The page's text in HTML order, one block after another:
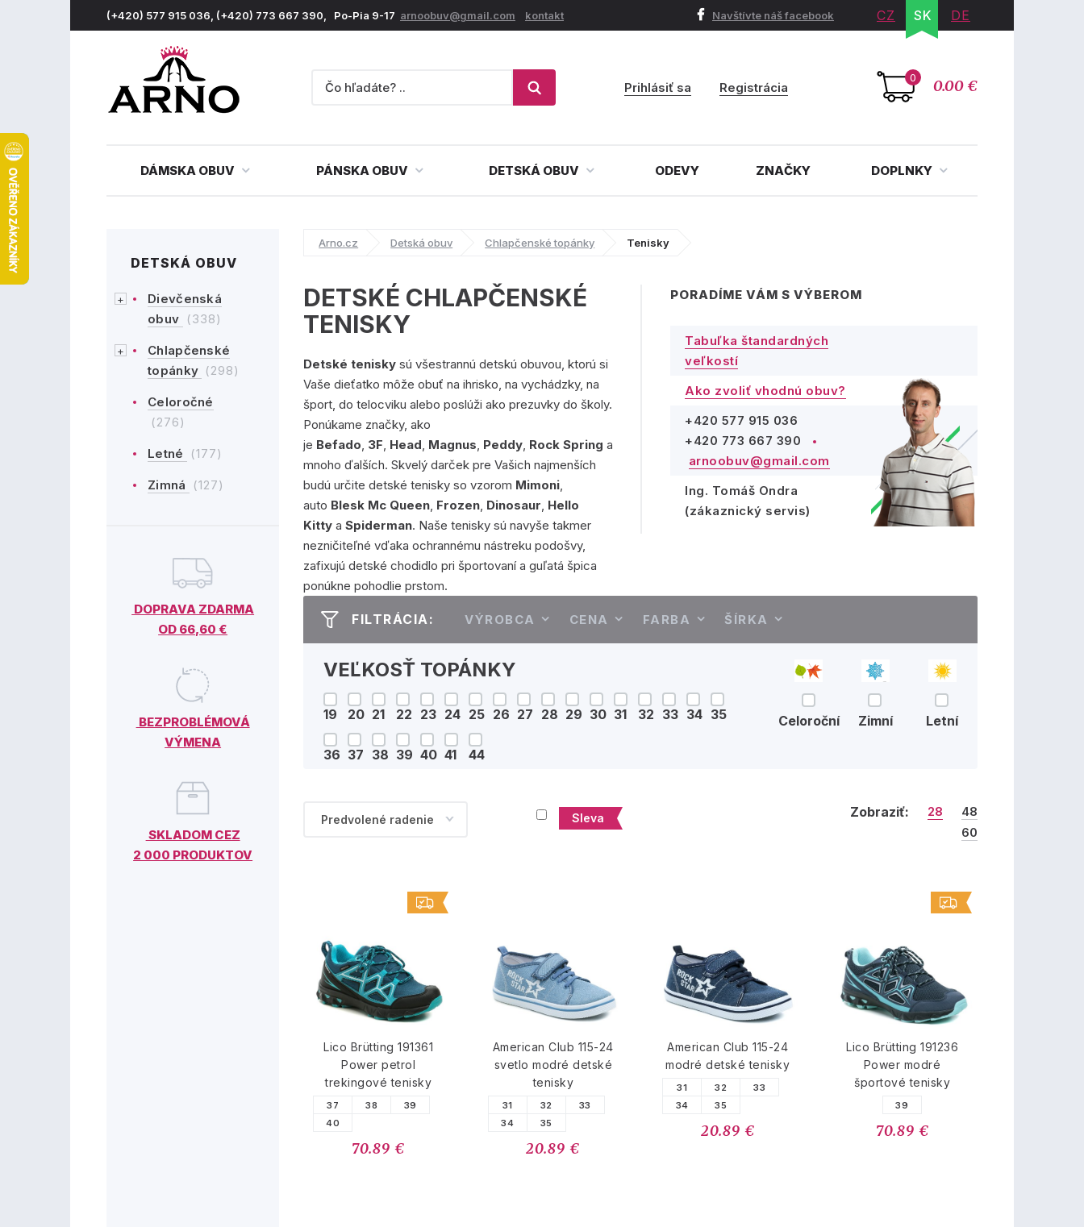
(+420) 577 915 036, (+420) 773 667 390, Po-Pia 9-17 arnoobuv@gmail.com kontakt Navštívte náš facebook CZ SK DE
0 0.00 €
Prihlásiť sa Registrácia
DÁMSKA OBUV PÁNSKA OBUV DETSKÁ OBUV ODEVY ZNAČKY DOPLNKY
DETSKÁ OBUV
Dievčenská
obuv (338)
Chlapčenské
topánky (298)
Celoročné
(276)
Letné (177)
Zimná (127)
DOPRAVA ZDARMA
OD 66,60 €
BEZPROBLÉMOVÁ
VÝMENA
SKLADOM CEZ
2 000 PRODUKTOV
Arno.cz Detská obuv Chlapčenské topánky Tenisky
DETSKÉ CHLAPČENSKÉ
TENISKY
Detské tenisky sú všestrannú detskú obuvou, ktorú si
Vaše dieťatko môže obuť na ihrisko, na vychádzky, na
šport, do telocviku alebo poslúži ako prezuvky do školy.
Ponúkame značky, ako
je Befado, 3F, Head, Magnus, Peddy, Rock Spring a
mnoho ďalších. Skvelý darček pre Vašich najmenších
budú určite detské tenisky so vzorom Mimoni,
auto Blesk Mc Queen, Frozen, Dinosaur, Hello
Kitty aSpiderman. Naše tenisky sú navyše takmer
nezničiteľné vďaka ochrannému nástreku podošvy,
zafixujú detské chodidlo pri športovaní a guľatá špica
ponúkne pohodlie prstom.
PORADÍME VÁM S VÝBEROM
Tabuľka štandardných
veľkostí
Ako zvoliť vhodnú obuv?
+420 577 915 036
+420 773 667 390
arnoobuv@gmail.com
Ing. Tomáš Ondra
(zákaznický servis)
FILTRÁCIA: VÝROBCA CENA FARBA ŠÍRKA
VEĽKOSŤ TOPÁNKY
19 20 21 22 23 24 25 26 27 28 29 30 31 32 33 34 35
36 37 38 39 40 41 44
Celoroční Zimní Letní
Sleva Zobraziť: 28
48
60
Lico Brütting 191361
Power petrol
trekingové tenisky
37 38
39
40
70.89 €
American Club 115-24
svetlo modré detské
tenisky
31 32
33
34
35
20.89 €
American Club 115-24
modré detské tenisky
31 32
33
34
35
20.89 €
Lico Brütting 191236
Power modré
športové tenisky
39
70.89 €